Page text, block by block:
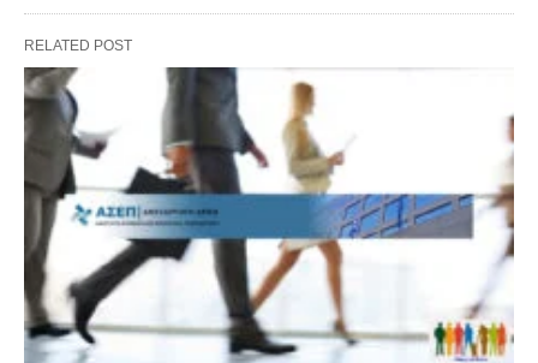
RELATED POST